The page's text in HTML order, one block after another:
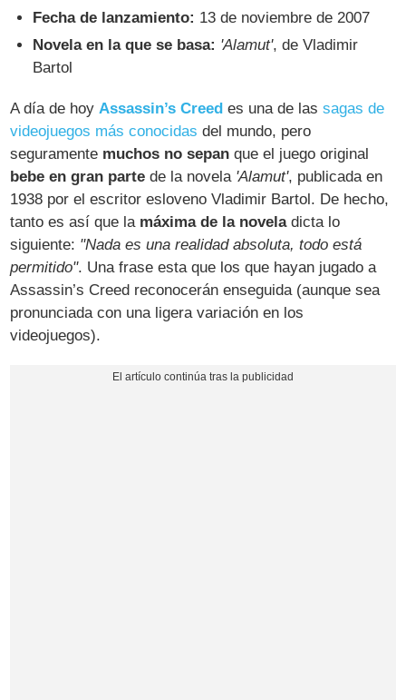
Fecha de lanzamiento: 13 de noviembre de 2007
Novela en la que se basa: 'Alamut', de Vladimir
Bartol
A día de hoyAssassin’s Creed es una de lassagas de
videojuegos más conocidas del mundo, pero
seguramente muchos no sepan que el juego original
bebe en gran parte de la novela 'Alamut', publicada en
1938 por el escritor esloveno Vladimir Bartol. De hecho,
tanto es así que la máxima de la noveladicta lo
siguiente: "Nada es una realidad absoluta, todo está
permitido". Una frase esta que los que hayan jugado a
Assassin’s Creed reconocerán enseguida (aunque sea
pronunciada con una ligera variación en los
videojuegos).